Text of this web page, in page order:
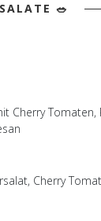
SALATE 🥗
Cherry Tomaten,
Cherry